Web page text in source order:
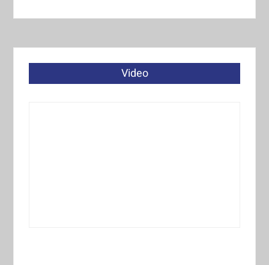
Video